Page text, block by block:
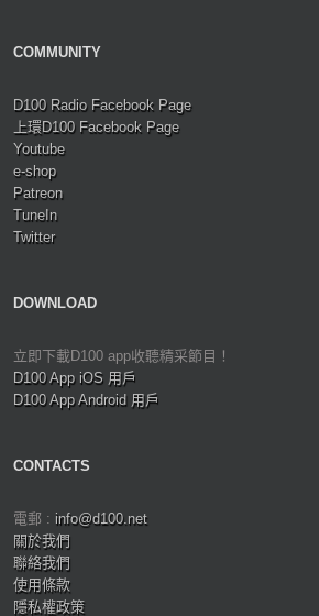
COMMUNITY
D100 Radio Facebook Page
上環D100 Facebook Page
Youtube
e-shop
Patreon
TuneIn
Twitter
DOWNLOAD
立即下載D100 app收聽精采節目！
D100 App iOS 用戶
D100 App Android 用戶
CONTACTS
電郵 : info@d100.net
關於我們
聯絡我們
使用條款
隱私權政策